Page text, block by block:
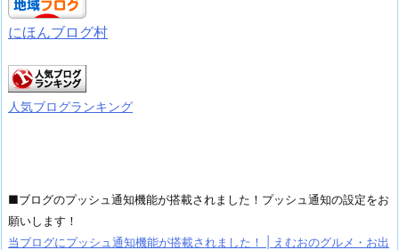
にほんブログ村
人気ブログランキング
■ブログのプッシュ通知機能が搭載されました！プッシュ通知の設定をお
願いします！
当ブログにプッシュ通知機能が搭載されました！ | えむおのグルメ・お出